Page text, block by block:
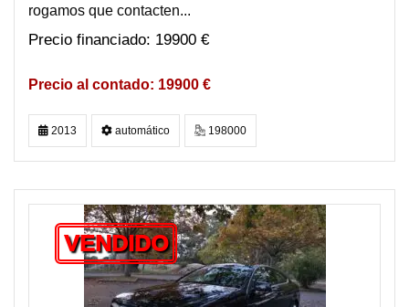
rogamos que contacten...
19900 €
19900 €
2013 automático 198000
VENDIDO